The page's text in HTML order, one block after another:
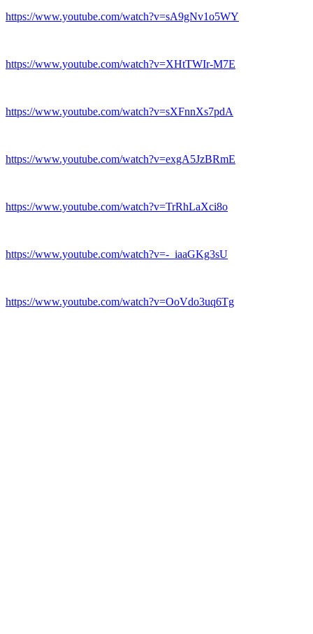
https://www.youtube.com/watch?v=sA9gNv1o5WY
https://www.youtube.com/watch?v=XHtTWIr-M7E
https://www.youtube.com/watch?v=sXFnnXs7pdA
https://www.youtube.com/watch?v=exgA5JzBRmE
https://www.youtube.com/watch?v=TrRhLaXci8o
https://www.youtube.com/watch?v=-_iaaGKg3sU
https://www.youtube.com/watch?v=OoVdo3uq6Tg